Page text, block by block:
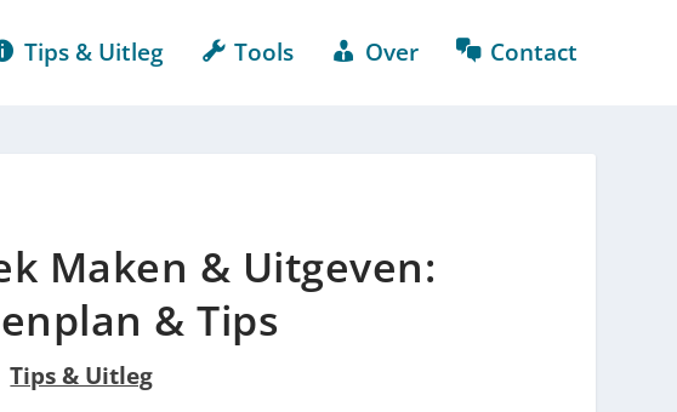
Tips & Uitleg Tools Over Contact
Maken & Uitgeven:
& Tips
Tips & Uitleg